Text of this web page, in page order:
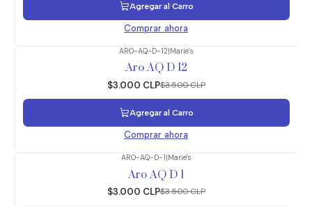
Agregar al Carro
Comprar ahora
ARO-AQ-D-12|Marie's
Aro AQ D 12
$3.000 CLP$3.500 CLP
Agregar al Carro
Comprar ahora
ARO-AQ-D-1|Marie's
Aro AQ D 1
$3.000 CLP$3.500 CLP